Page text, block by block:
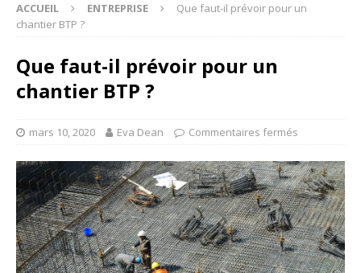
ACCUEIL ENTREPRISE
Que faut-il prévoir pour un
chantier BTP ?
Que faut-il prévoir pour un
chantier BTP ?
mars 10, 2020 Eva Dean Commentaires fermés